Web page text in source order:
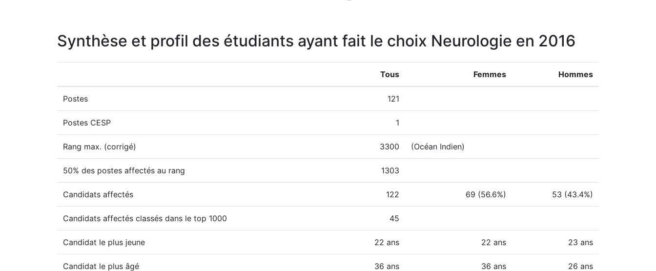
Synthèse et profil des étudiants ayant fait le choix Neurologie en 2016
Tous Femmes Hommes
Postes 121
Postes CESP 1
Rang max. (corrigé) 3300 (Océan Indien)
50% des postes affectés au rang 1303
Candidats affectés 122 69 (56.6%) 53 (43.4%)
Candidats affectés classés dans le top 1000 45
Candidat le plus jeune 22 ans 22 ans 23 ans
Candidat le plus âgé 36 ans 36 ans 26 ans